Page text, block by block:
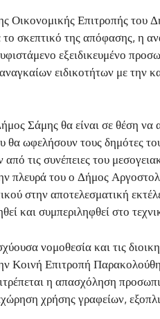
Επιτροπής του
σκεπτικό της απόφασης, η
εξειδικευμένο
ειδικοτήτων με την
Σάμης θα είναι σε θέση να
θα ωφελήσουν τους δημότες
τις συνέπειες του
πλευρά του ο Δήμος
στην αποτελεσματική
και συμπεριληφθεί στο
νομοθεσία και τις
Κοινή Επιτροπή
η απασχόληση
χρήσης γραφείων,